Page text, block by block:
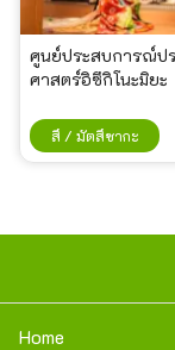
ศูนย์ประสบการณ์ป
ศาสตร์อิซึกิโนะมิยะ
สึ / มัตสึซากะ
Home